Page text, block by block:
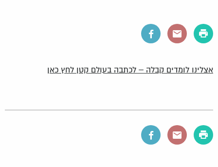
אצלינו לומדים קבלה – לכתבה בעולם קטן לחץ כאן